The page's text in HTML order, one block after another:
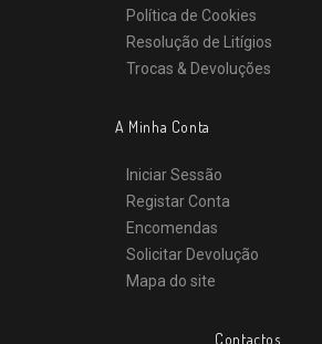
Política de Cookies
Resolução de Litígios
Trocas & Devoluções
A Minha Conta
Iniciar Sessão
Registar Conta
Encomendas
Solicitar Devolução
Mapa do site
Contactos